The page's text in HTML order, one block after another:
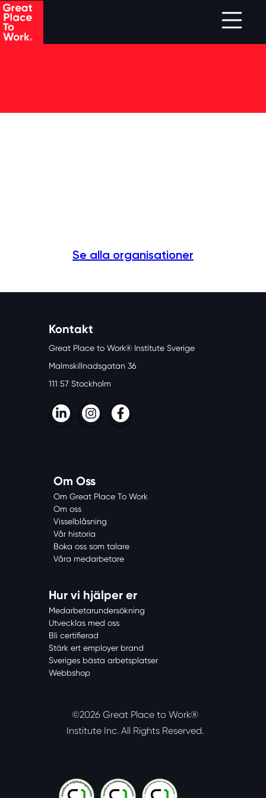
Skip to main content
Se alla organisationer
Kontakt
Great Place to Work® Institute Sverige
Malmskillnadsgatan 36
111 57 Stockholm
Om Oss
Om Great Place To Work
Om oss
Visselblåsning
Vår historia
Boka oss som talare
Våra medarbetare
Hur vi hjälper er
Medarbetarundersökning
Utvecklas med oss
Bli certifierad
Stärk ert employer brand
Sveriges bästa arbetsplatser
Webbshop
©2026 Great Place to Work®
Institute Inc. All Rights Reserved.